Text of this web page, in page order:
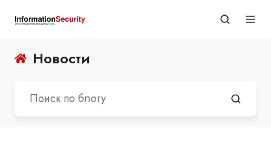
Новости